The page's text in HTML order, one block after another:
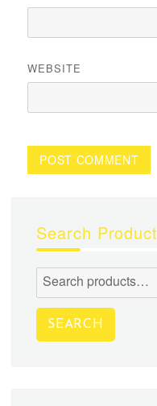
WEBSITE
Search Product
Search
for:
SEARCH